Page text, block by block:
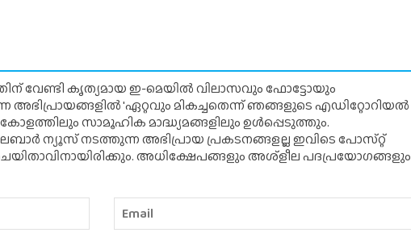
വേണ്ടി കൃത്യമായ ഇ-മെയിൽ വിലാസവും ഫോട്ടോയും
അഭിപ്രായങ്ങളിൽ 'ഏറ്റവും മികച്ചതെന്ന് ഞങ്ങളുടെ എഡിറ്റോറിയൽ
സാമൂഹിക മാദ്ധ്യമങ്ങളിലും ഉൾപ്പെടുത്തും.
ന്യൂസ് നടത്തുന്ന അഭിപ്രായ പ്രകടനങ്ങളല്ല ഇവിടെ പോസ്‌റ്റ്
അധിക്ഷേപങ്ങളും അശ്‌ളീല പദപ്രയോഗങ്ങളും